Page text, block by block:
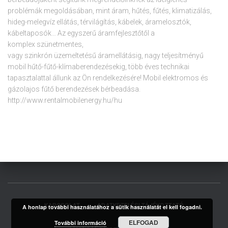
problémák megoldásában, mint áram, hűtés, fűtés, klimatizálás,
hideg-melegvíz ellátás, térvilágítás, kábelek, áramelosztók,
kábeltaposók… Az egyszerű áramfejlesztőtől a
komplex szünetmentes,
vagy szinkrón üzemeltetésű áramellátásig, nagy teljesítményű
mobil hűtő-fűtő-klímaberendezésekig, több éves technikai
tapasztalattal állunk az Ön rendelkezésére! Mobil elektromos és
gázolajos fűtő berendezések bérbeadása.
http://www.rentalmobilenergy.hu/hu
KAPCSOLAT ADATKEZELÉSI TÁJÉKOZTATÓ
A honlap további használatához a sütik használatát el kell fogadni.
További információ ELFOGAD